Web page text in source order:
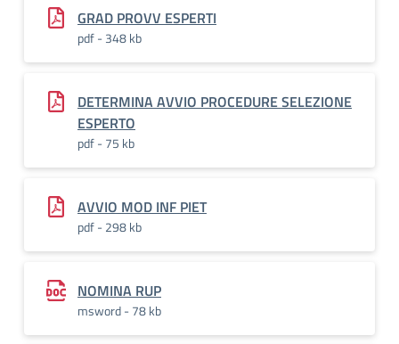
GRAD PROVV ESPERTI
pdf - 348 kb
DETERMINA AVVIO PROCEDURE SELEZIONE
ESPERTO
pdf - 75 kb
AVVIO MOD INF PIET
pdf - 298 kb
NOMINA RUP
msword - 78 kb